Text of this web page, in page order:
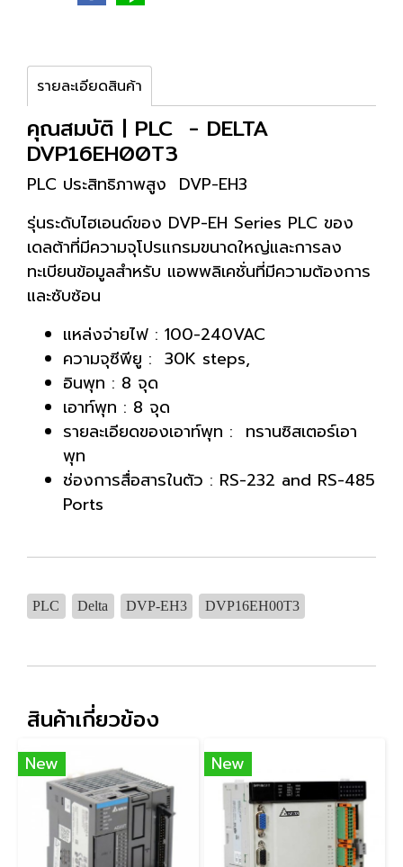
รายละเอียดสินค้า
คุณสมบัติ | PLC - DELTA
DVP16EH00T3
PLC ประสิทธิภาพสูง DVP-EH3
รุ่นระดับไฮเอนด์ของ DVP-EH Series PLC ของ
เดลต้าที่มีความจุโปรแกรมขนาดใหญ่และการลง
ทะเบียนข้อมูลสำหรับ แอพพลิเคชั่นที่มีความต้องการ
และซับซ้อน
แหล่งจ่ายไฟ : 100-240VAC
ความจุซีพียู : 30K steps,
อินพุท : 8 จุด
เอาท์พุท : 8 จุด
รายละเอียดของเอาท์พุท : ทรานซิสเตอร์เอา
พุท
ช่องการสื่อสารในตัว : RS-232 and RS-485
Ports
PLC Delta DVP-EH3 DVP16EH00T3
สินค้าเกี่ยวข้อง
New New